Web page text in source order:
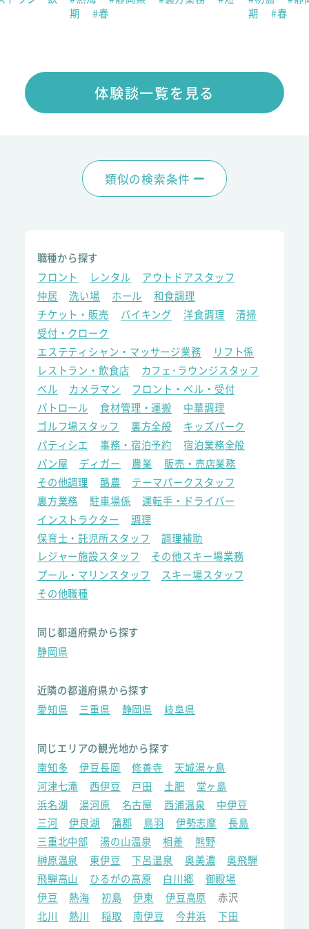
期
#春
期
#春
体験談一覧を見る
類似の検索条件
職種から探す
フロント
レンタル
アウトドアスタッフ
仲居
洗い場 ホール
和食調理
チケット・販売
バイキング 洋食調理
清掃
受付・クローク
エステティシャン・マッサージ業務
リフト係
レストラン・飲食店
カフェ･ラウンジスタッフ
ベル
カメラマン
フロント・ベル・受付
パトロール
食材管理・運搬
中華調理
ゴルフ場スタッフ
裏方全般
キッズパーク
パティシエ
事務・宿泊予約
宿泊業務全般
パン屋
ディガー 農業
販売・売店業務
その他調理
酪農
テーマパークスタッフ
裏方業務
駐車場係
運転手・ドライバー
インストラクター
調理
保育士・託児所スタッフ
調理補助
レジャー施設スタッフ
その他スキー場業務
プール・マリンスタッフ
スキー場スタッフ
その他職種
同じ都道府県から探す
静岡県
近隣の都道府県から探す
愛知県
三重県 静岡県 岐阜県
同じエリアの観光地から探す
南知多
伊豆長岡 修善寺
天城湯ヶ島
河津七滝
西伊豆 戸田 土肥
堂ヶ島
浜名湖
湯河原 名古屋 西浦温泉
中伊豆
三河
伊良湖 蒲郡 鳥羽 伊勢志摩
長島
三重北中部
湯の山温泉 相差
熊野
榊原温泉
東伊豆 下呂温泉 奥美濃
奥飛騨
飛騨高山
ひるがの高原 白川郷
御殿場
伊豆
熱海 初島 伊東 伊豆高原
赤沢
北川
熱川 稲取 南伊豆 今井浜 下田